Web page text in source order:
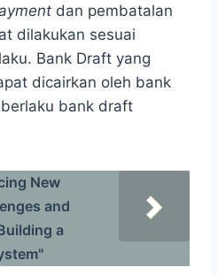
dan pembatalan
dilakukan sesuai
Bank Draft yang
dicairkan oleh bank
bank draft
New
and
a